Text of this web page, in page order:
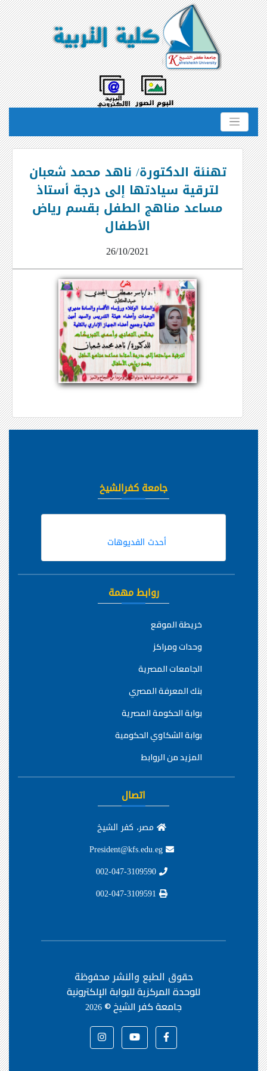
تهنئة الدكتورة/ ناهد محمد شعبان
لترقية سيادتها إلى درجة أستاذ
مساعد مناهج الطفل بقسم رياض
الأطفال
26/10/2021
جامعة كفرالشيخ
أحدث الفديوهات
روابط مهمة
خريطة الموقع
وحدات ومراكز
الجامعات المصرية
بنك المعرفة المصري
بوابة الحكومة المصرية
بوابة الشكاوي الحكومية
المزيد من الروابط
اتصال
مصر، كفر الشيخ
حقوق الطبع والنشر محفوظة
للوحدة المركزية للبوابة الإلكترونية
جامعة كفر الشيخ ©2026